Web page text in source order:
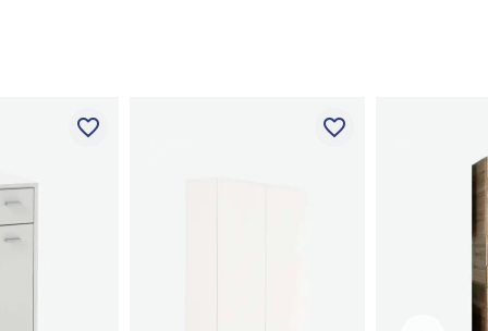
favorite_border favorite_border